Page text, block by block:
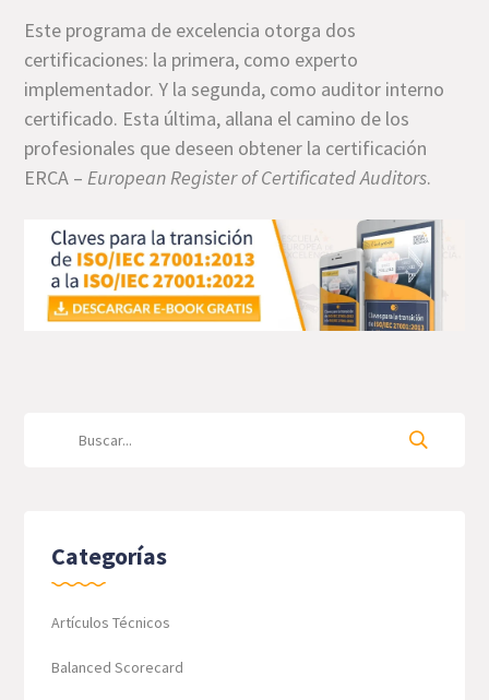
Este programa de excelencia otorga dos
certificaciones: la primera, como experto
implementador. Y la segunda, como auditor interno
certificado. Esta última, allana el camino de los
profesionales que deseen obtener la certificación
ERCA – European Register of Certificated Auditors.
Categorías
Artículos Técnicos
Balanced Scorecard